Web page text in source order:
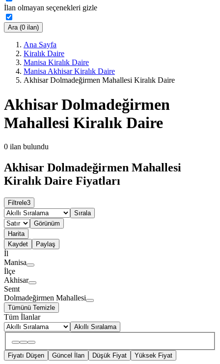
İlan olmayan seçenekleri gizle
Ara (0 ilan)
Ana Sayfa
Kiralık Daire
Manisa Kiralık Daire
Manisa Akhisar Kiralık Daire
Akhisar Dolmadeğirmen Mahallesi Kiralık Daire
Akhisar Dolmadeğirmen
Mahallesi Kiralık Daire
0 ilan bulundu
Akhisar Dolmadeğirmen Mahallesi
Kiralık Daire Fiyatları
Filtrele3
Sırala
Görünüm
Harita
Kaydet
Paylaş
İl
Manisa
İlçe
Akhisar
Semt
Dolmadeğirmen Mahallesi
Tümünü Temizle
Tüm İlanlar
Akıllı Sıralama
Fiyatı Düşen Güncel İlan Düşük Fiyat Yüksek Fiyat